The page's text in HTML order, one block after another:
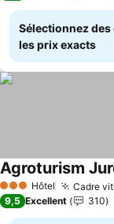
Sélectionnez
les prix exacts
3 ÉtoilesHôtel Cadre
Agroturism
9,5 Excellent 310